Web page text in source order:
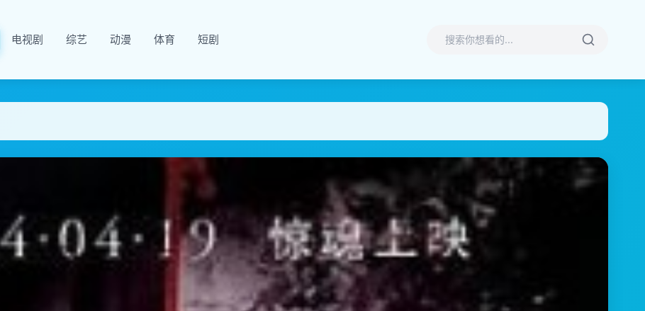
电视剧 综艺 动漫 体育 短剧